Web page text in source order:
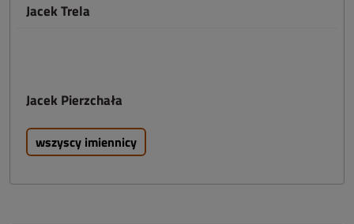
Jacek Trela
Jacek Pierzchała
wszyscy imiennicy